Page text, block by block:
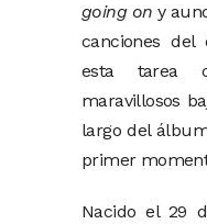
going on y
canciones del
esta tarea
maravillosos
largo del
primer
Nacido el 29